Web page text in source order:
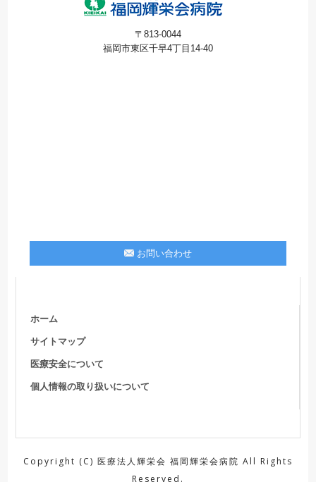
〒813-0044
福岡市東区千早4丁目14-40
お問い合わせ
ホーム
サイトマップ
医療安全について
個人情報の取り扱いについて
Copyright (C) 医療法人輝栄会 福岡輝栄会病院 All Rights
Reserved.